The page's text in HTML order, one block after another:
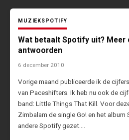
MUZIEKSPOTIFY
Wat betaalt Spotify uit? Meer
antwoorden
6 december 2010
Vorige maand publiceerde ik de
van Paceshifters. Ik heb nu ook de
band: Little Things That Kill. Voor
Zimbalam de single Go! en het
andere Spotify gezet.…